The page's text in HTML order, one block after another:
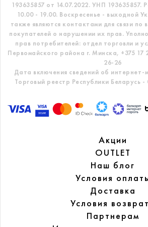
193635857 от 14.07.2022. УНП 193635857.
10.00 - 19.00. Воскресенье - выходной
также являются контактами для связи
покупателей о нарушении их прав.
прав потребителей: отдел торговли и
Первомайского района г. Минска, +375 17
26-26
Дата включения сведений об интернет-
Торговый реестр Республики Беларусь
Акции
OUTLET
Наш блог
Условия
Доставка
Условия
Партнерам